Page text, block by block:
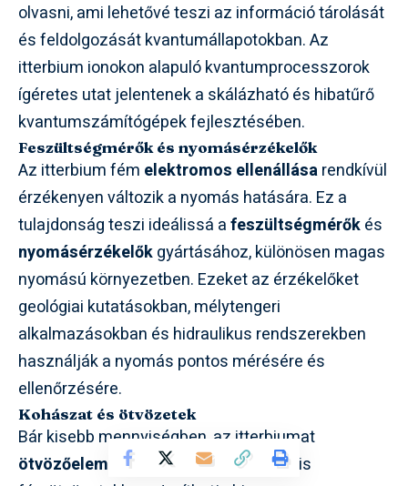
olvasni, ami lehetővé teszi az információ tárolását
és feldolgozását kvantumállapotokban. Az
itterbium ionokon alapuló kvantumprocesszorok
ígéretes utat jelentenek a skálázható és hibatűrő
kvantumszámítógépek fejlesztésében.
Feszültségmérők és nyomásérzékelők
Az itterbium fém elektromos ellenállásarendkívül
érzékenyen változik a nyomás hatására. Ez a
tulajdonság teszi ideálissá afeszültségmérőkés
nyomásérzékelőkgyártásához, különösen magas
nyomású környezetben. Ezeket az érzékelőket
geológiai kutatásokban, mélytengeri
alkalmazásokban és hidraulikus rendszerekben
használják a nyomás pontos mérésére és
ellenőrzésére.
Kohászat és ötvözetek
Bár kisebb mennyiségben, az itterbiumat
ötvözőelemként
is használják speciális